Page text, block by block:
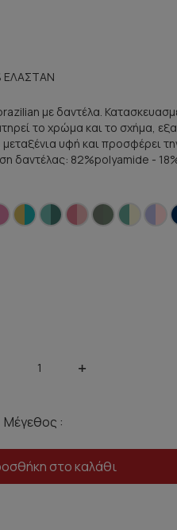
ΕΛΑΣΤΑΝ
με δαντέλα.
το χρώμα και το σχήμα,
υφή και προσφέρει
δαντέλας: 82%polyamide -
+
Μέγεθος :
στο καλάθι